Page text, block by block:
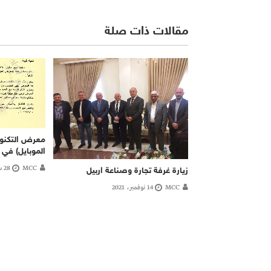
مقالات ذات صلة
زيارة غرفة تجارة وصناعة اربيل
MCC 14 نوفمبر، 2021
معرض
الموبايل)
MCC 28 سبتمبر، 2020